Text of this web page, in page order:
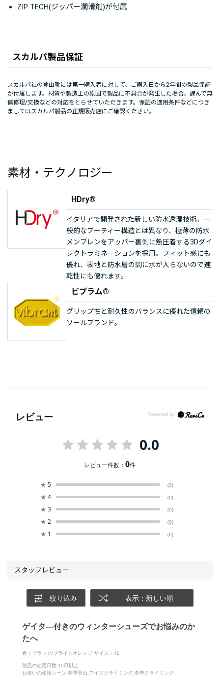
スカルパ製品保証
スカルパ社の登山靴には第一購入者に対して、ご購入日から2年間の製品保証
が付属します。材質や製造上の原因で製品に不具合が発生した場合、謹んで無
償修理/交換などの対応をとらせていただきます。保証の適用条件などにつき
ましてはスカルパ製品の正規販売店にご確認ください。
ZIP TECH(ジッパー潤滑剤)が付属
素材・テクノロジー
HDry®
イタリアで開発された新しい防水透湿技術。一
般的なブーティー構造とは異なり、極薄の防水
メンブレンをアッパー裏側に熱圧着する3Dダイ
レクトラミネーションを採用。フィット感にも
優れ、表地と防水層の間に水が入らないので速
乾性にも優れます。
ビブラム®
グリップ性と耐久性のバランスに優れた信頼の
ソールブランド。
レビュー
0.0
レビュー件数：0件
★ 5 (0)
★ 4 (0)
★ 3 (0)
★ 2 (0)
★ 1 (0)
絞り込み 表示：新しい順
ゲイタ―付きのウィンターシューズでお悩みのか
たへ
色：ブラック/ブライトオレンジ サイズ：41
製品の使用日数:10日以上
お使いの使用シーン:冬季登山,アイスクライミング,冬季クライミング